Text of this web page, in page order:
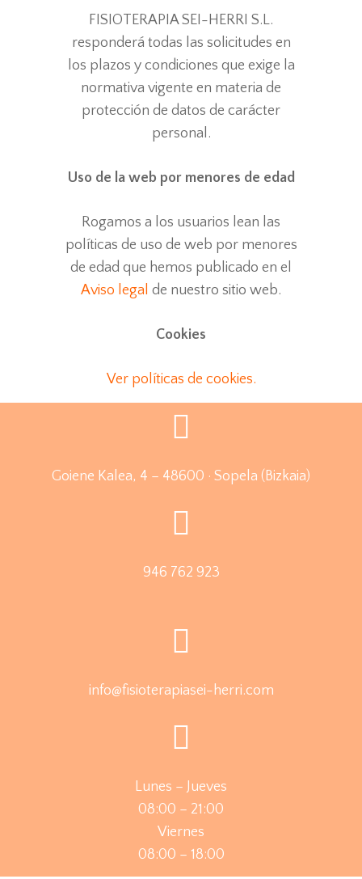
FISIOTERAPIA SEI-HERRI S.L.
responderá todas las solicitudes en
los plazos y condiciones que exige la
normativa vigente en materia de
protección de datos de carácter
personal.
Uso de la web por menores de edad
Rogamos a los usuarios lean las
políticas de uso de web por menores
de edad que hemos publicado en el
Aviso legal de nuestro sitio web.
Cookies
Ver políticas de cookies.
Goiene Kalea, 4 – 48600 · Sopela (Bizkaia)
946 762 923
info@fisioterapiasei-herri.com
Lunes – Jueves
08:00 – 21:00
Viernes
08:00 – 18:00